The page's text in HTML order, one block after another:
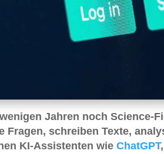
Jahren noch Science-
Fragen, schreiben Texte,
KI-Assistenten wie ChatGPT